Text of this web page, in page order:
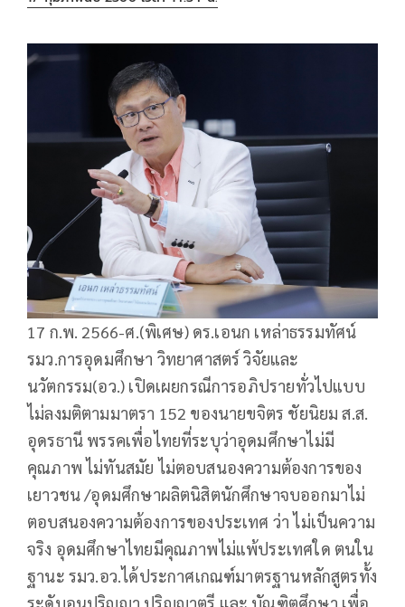
17 ก.พ. 2566-ศ.(พิเศษ) ดร.เอนก เหล่าธรรมทัศน์
รมว.การอุดมศึกษา วิทยาศาสตร์ วิจัยและ
นวัตกรรม(อว.) เปิดเผยกรณีการอภิปรายทั่วไปแบบ
ไม่ลงมติตามมาตรา 152 ของนายขจิตร ชัยนิยม ส.ส.
อุดรธานี พรรคเพื่อไทยที่ระบุว่าอุดมศึกษาไม่มี
คุณภาพ ไม่ทันสมัย ไม่ตอบสนองความต้องการของ
เยาวชน /อุดมศึกษาผลิตนิสิตนักศึกษาจบออกมาไม่
ตอบสนองความต้องการของประเทศ ว่า ไม่เป็นความ
จริง อุดมศึกษาไทยมีคุณภาพไม่แพ้ประเทศใด ตนใน
ฐานะ รมว.อว.ได้ประกาศเกณฑ์มาตรฐานหลักสูตรทั้ง